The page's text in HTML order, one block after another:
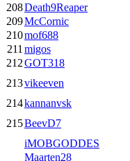
208Death9Reaper
209McCornic
210mof688
211 migos
212GOT318
213vikeeven
214kannanvsk
215BeevD7
iMOBGODDES
Maarten28